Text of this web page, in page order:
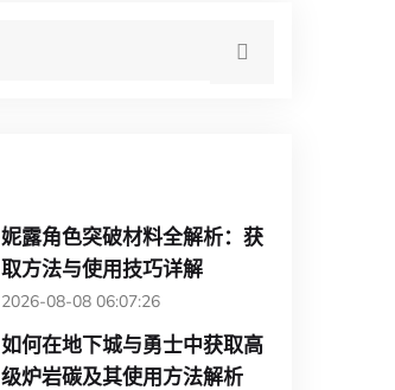
妮露角色突破材料全解析：获
取方法与使用技巧详解
2026-08-08 06:07:26
如何在地下城与勇士中获取高
级炉岩碳及其使用方法解析